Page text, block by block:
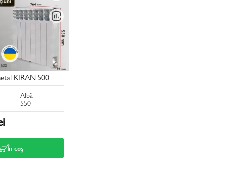
KIRAN 500
Albă
550
În coș